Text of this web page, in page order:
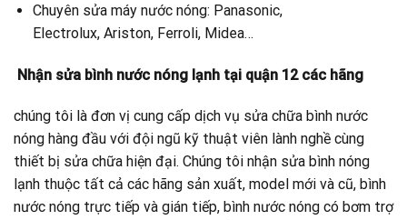
Chuyên sửa máy nước nóng: Panasonic,
Electrolux, Ariston, Ferroli, Midea…
Nhận sửa bình nước nóng lạnh tại quận 12 các hãng
chúng tôi là đơn vị cung cấp dịch vụ sửa chữa bình nước
nóng hàng đầu với đội ngũ kỹ thuật viên lành nghề cùng
thiết bị sửa chữa hiện đại. Chúng tôi nhận sửa bình nóng
lạnh thuộc tất cả các hãng sản xuất, model mới và cũ, bình
nước nóng trực tiếp và gián tiếp, bình nước nóng có bơm trợ